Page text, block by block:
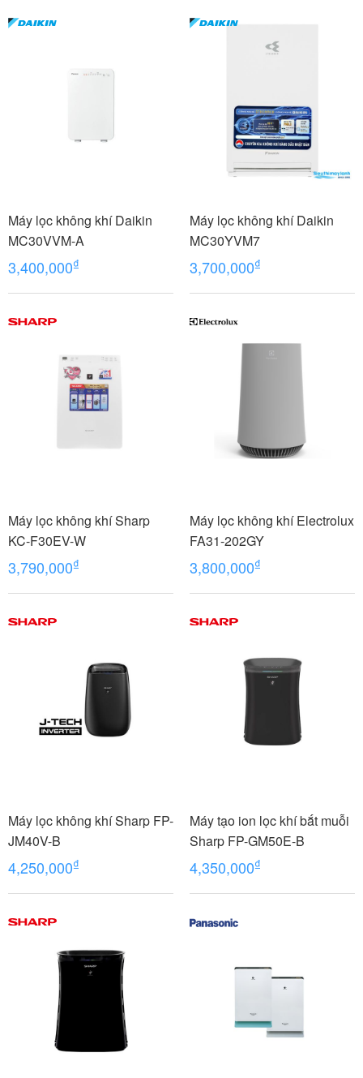
Máy lọc không khí Daikin
MC30VVM-A
3,400,000₫
Máy lọc không khí Daikin
MC30YVM7
3,700,000₫
Máy lọc không khí Sharp
KC-F30EV-W
3,790,000₫
Máy lọc không khí Electrolux
FA31-202GY
3,800,000₫
Máy lọc không khí Sharp FP-
JM40V-B
4,250,000₫
Máy tạo ion lọc khí bắt muỗi
Sharp FP-GM50E-B
4,350,000₫